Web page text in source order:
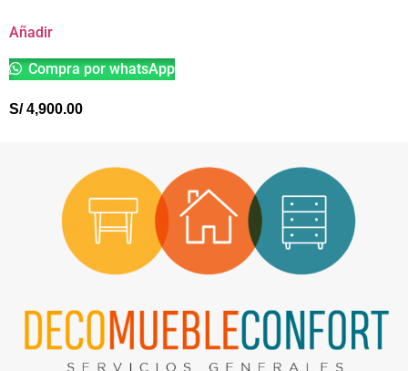
Añadir
Compra por whatsApp
S/4,900.00